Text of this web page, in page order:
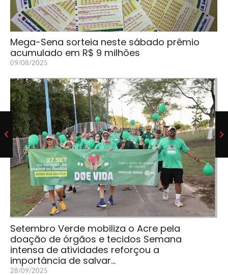
Mega-Sena sorteia neste sábado prêmio
acumulado em R$ 9 milhões
09/08/2025
Setembro Verde mobiliza o Acre pela
doação de órgãos e tecidos Semana
intensa de atividades reforçou a
importância de salvar…
28/09/2025